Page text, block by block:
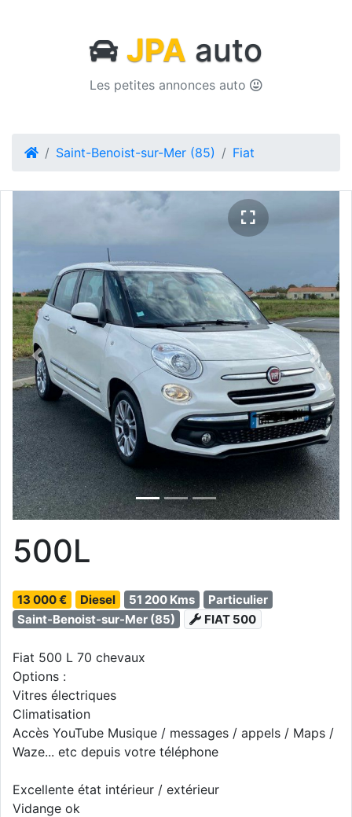
JPA auto
Les petites annonces auto
Saint-Benoist-sur-Mer (85) Fiat
Previous Next
500L
13 000 € Diesel 51 200 Kms
Particulier
Saint-Benoist-sur-Mer (85)
FIAT 500
Fiat 500 L 70 chevaux
Options :
Vitres électriques
Climatisation
Accès YouTube Musique / messages / appels / Maps /
Waze... etc depuis votre téléphone
Excellente état intérieur / extérieur
Vidange ok